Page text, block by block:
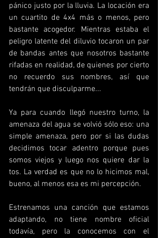
pánico justo por la lluvia. La locación era
un cuartito de 4x4 más o menos, pero
bastante acogedor. Mientras estaba el
peligro latente del diluvio tocaron un par
de bandas antes que nosotros bastante
rifadas en realidad, de quienes por cierto
no recuerdo sus nombres, así que
tendrán que disculparme...
Ya para cuando llegó nuestro turno, la
amenaza del agua se volvió sólo eso: una
simple amenaza, pero por si las dudas
decidimos tocar adentro porque pues
somos viejos y luego nos quiere dar la
tos. La verdad es que no lo hicimos mal,
bueno, al menos esa es mi percepción.
Estrenamos una canción que estamos
adaptando, no tiene nombre oficial
todavía, pero la conocemos con el